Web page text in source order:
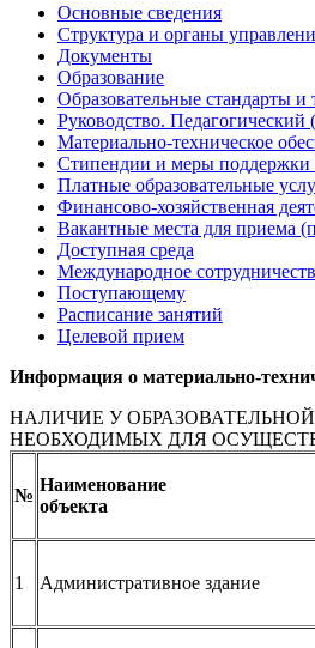
Основные сведения
Структура и органы
Документы
Образование
Образовательные стандарты и
Руководство. Педагогический
Материально-техническое
Стипендии и меры поддержки
Платные образовательные
Финансово-хозяйственная
Вакантные места для приема
Доступная среда
Международное
Поступающему
Расписание занятий
Целевой прием
Информация о материально-
НАЛИЧИЕ У
НЕОБХОДИМЫХ ДЛЯ
№
Наименование
объекта
1 Административное здание